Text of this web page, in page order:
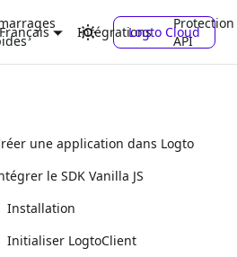
Intégrations
Protection
API
Logto Cloud
une application dans Logto
le SDK Vanilla JS
Installation
Initialiser LogtoClient